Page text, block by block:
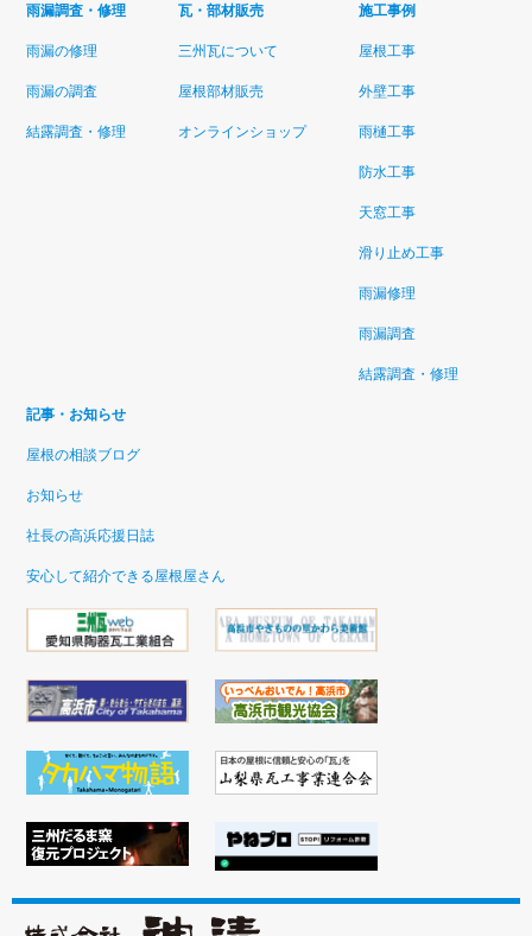
雨漏調査・修理
雨漏の修理
雨漏の調査
結露調査・修理
瓦・部材販売
三州瓦について
屋根部材販売
オンラインショップ
施工事例
屋根工事
外壁工事
雨樋工事
防水工事
天窓工事
滑り止め工事
雨漏修理
雨漏調査
結露調査・修理
記事・お知らせ
屋根の相談ブログ
お知らせ
社長の高浜応援日誌
安心して紹介できる屋根屋さん